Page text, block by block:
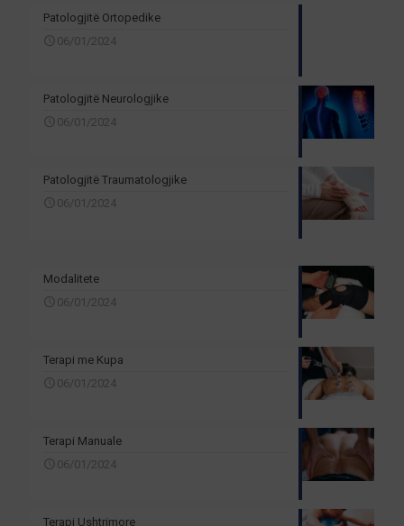
Patologjitë Ortopedike
06/01/2024
Patologjitë Neurologjike
06/01/2024
Patologjitë Traumatologjike
06/01/2024
Modalitete
06/01/2024
Terapi me Kupa
06/01/2024
Terapi Manuale
06/01/2024
Terapi Ushtrimore